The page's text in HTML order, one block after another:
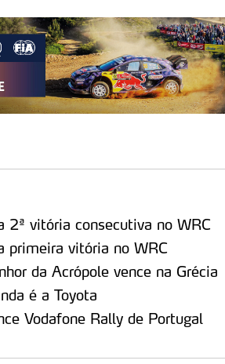
2ª vitória consecutiva no WRC
primeira vitória no WRC
da Acrópole vence na Grécia
é a Toyota
Vodafone Rally de Portugal